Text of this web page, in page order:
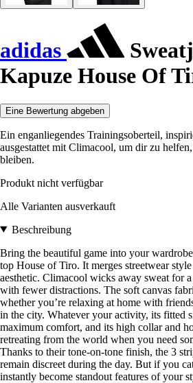
adidas
Kapuze House Of
Eine Bewertung abgeben
Ein enganliegendes Trainingsoberteil,
ausgestattet mit Climacool, um dir zu
bleiben.
Produkt nicht verfügbar
Alle Varianten ausverkauft
Beschreibung
Bring the beautiful game into your
top House of Tiro. It merges streetwear
aesthetic. Climacool wicks away sweat for
with fewer distractions. The soft canvas
whether you’re relaxing at home with
in the city. Whatever your activity, its fitted
maximum comfort, and its high collar and
retreating from the world when you need
Thanks to their tone-on-tone finish, the 3
remain discreet during the day. But if you
instantly become standout features of your